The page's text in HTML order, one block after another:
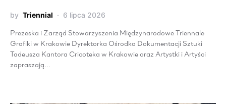
by Triennial 6 lipca 2026
Prezeska i Zarząd Stowarzyszenia Międzynarodowe Triennale
Grafiki w Krakowie Dyrektorka Ośrodka Dokumentacji Sztuki
Tadeusza Kantora Cricoteka w Krakowie oraz Artystki i Artyści
zapraszają…